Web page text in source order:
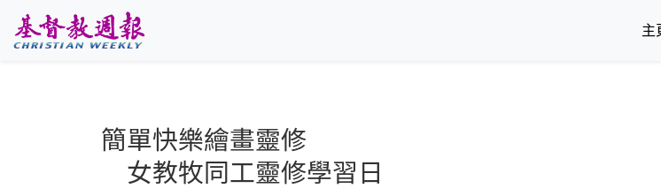
主
簡單快樂繪畫靈修
女教牧同工靈修學習日